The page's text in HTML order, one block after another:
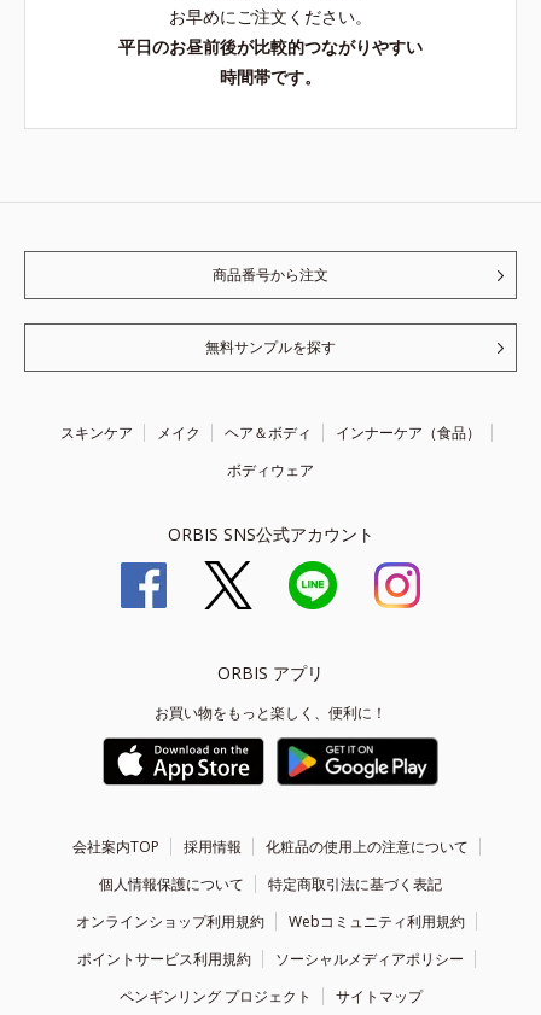
お早めにご注文ください。
平日のお昼前後が比較的つながりやすい
時間帯です。
商品番号から注文
無料サンプルを探す
スキンケア メイク ヘア＆ボディ
インナーケア（食品）
ボディウェア
ORBIS SNS公式アカウント
ORBIS アプリ
お買い物をもっと楽しく、便利に！
会社案内TOP 採用情報
化粧品の使用上の注意について
個人情報保護について
特定商取引法に基づく表記
オンラインショップ利用規約
Webコミュニティ利用規約
ポイントサービス利用規約
ソーシャルメディアポリシー
ペンギンリング プロジェクト
サイトマップ